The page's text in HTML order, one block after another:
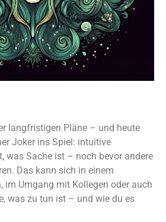
langfristigen Pläne – und heute
Joker ins Spiel: intuitive
was Sache ist – noch bevor andere
Das kann sich in einem
im Umgang mit Kollegen oder auch
was zu tun ist – und wie du es